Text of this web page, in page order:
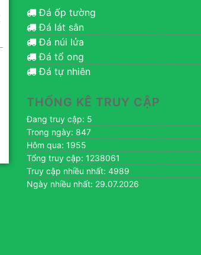
Đá ốp tường
Đá lát sân
Đá núi lửa
Đá tổ ong
Đá tự nhiên
THỐNG KÊ TRUY CẬP
Đang truy cập: 5
Trong ngày: 847
Hôm qua: 1955
Tổng truy cập: 1238061
Truy cập nhiều nhất: 4989
Ngày nhiều nhất: 29.07.2026